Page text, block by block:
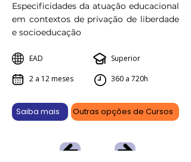
Especificidades da atuação educacional
em contextos de privação de liberdade
e socioeducação
EAD
2 a 12 meses
Superior
360 a 720h
Saiba mais Outras opções de Cursos